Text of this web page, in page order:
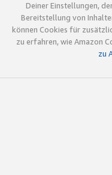
Deiner Einstellungen,
Bereitstellung von
können Cookies für
zu erfahren, wie Amazon
zu